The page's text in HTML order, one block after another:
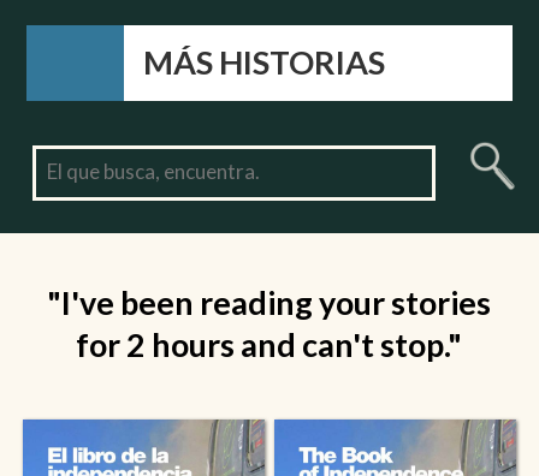
MÁS HISTORIAS
"I've been reading your stories
for 2 hours and can't stop."